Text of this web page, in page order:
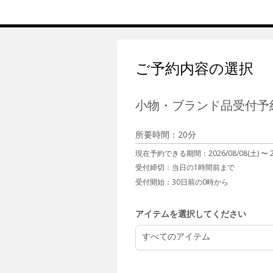
ご予約内容の選択
小物・ブランド品受付予
所要時間：20分
現在予約できる期間： 2026/08/08(土) 〜
受付締切： 当日の1時間前まで
受付開始： 30日前の0時から
アイテムを選択してください
すべてのアイテム